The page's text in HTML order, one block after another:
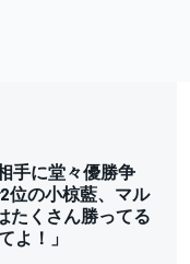
手に堂々優勝争
位の小椋藍、マル
たくさん勝ってる
よ！」